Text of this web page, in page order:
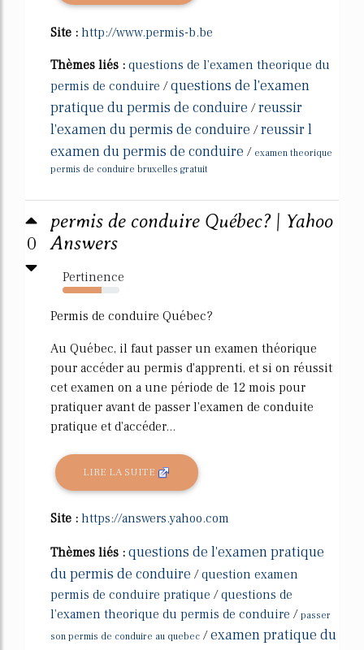
Site : http://www.permis-b.be
Thèmes liés : questions de l'examen theorique du
permis de conduire /questions de l'examen
pratique du permis de conduire /reussir
l'examen du permis de conduire /reussir l
examen du permis de conduire / examen theorique
permis de conduire bruxelles gratuit
0
permis de conduire Québec? | Yahoo
Answers
Pertinence
69%
Permis de conduire Québec?
Au Québec, il faut passer un examen théorique
pour accéder au permis d'apprenti, et si on réussit
cet examen on a une période de 12 mois pour
pratiquer avant de passer l'examen de conduite
pratique et d'accéder...
LIRE LA SUITE
Site : https://answers.yahoo.com
Thèmes liés : questions de l'examen pratique
du permis de conduire /question examen
permis de conduire pratique /questions de
l'examen theorique du permis de conduire / passer
son permis de conduire au quebec /examen pratique du